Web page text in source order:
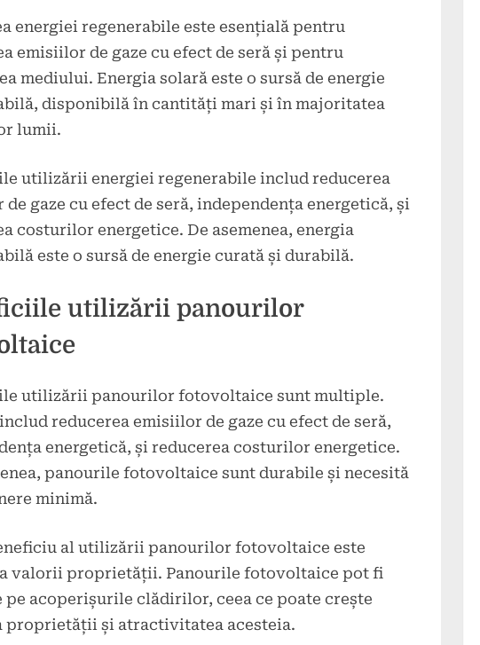
energiei regenerabile este esențială pentru
emisiilor de gaze cu efect de seră și pentru
mediului. Energia solară este o sursă de energie
disponibilă în cantități mari și în majoritatea
lumii.
utilizării energiei regenerabile includ reducerea
gaze cu efect de seră, independența energetică, și
costurilor energetice. De asemenea, energia
este o sursă de energie curată și durabilă.
utilizării panourilor
utilizării panourilor fotovoltaice sunt multiple.
reducerea emisiilor de gaze cu efect de seră,
energetică, și reducerea costurilor energetice.
panourile fotovoltaice sunt durabile și necesită
minimă.
al utilizării panourilor fotovoltaice este
valorii proprietății. Panourile fotovoltaice pot fi
pe acoperișurile clădirilor, ceea ce poate crește
proprietății și atractivitatea acesteia.